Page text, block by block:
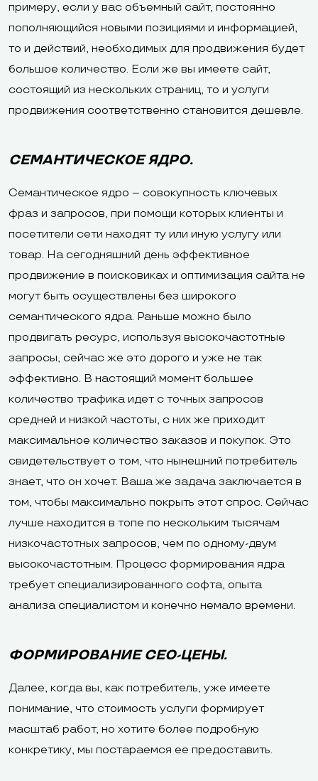
примеру, если у вас объемный сайт, постоянно
пополняющийся новыми позициями и информацией,
то и действий, необходимых для продвижения будет
большое количество. Если же вы имеете сайт,
состоящий из нескольких страниц, то и услуги
продвижения соответственно становится дешевле.
СЕМАНТИЧЕСКОЕ ЯДРО.
Семантическое ядро – совокупность ключевых
фраз и запросов, при помощи которых клиенты и
посетители сети находят ту или иную услугу или
товар. На сегодняшний день эффективное
продвижение в поисковиках и оптимизация сайта не
могут быть осуществлены без широкого
семантического ядра. Раньше можно было
продвигать ресурс, используя высокочастотные
запросы, сейчас же это дорого и уже не так
эффективно. В настоящий момент большее
количество трафика идет с точных запросов
средней и низкой частоты, с них же приходит
максимальное количество заказов и покупок. Это
свидетельствует о том, что нынешний потребитель
знает, что он хочет. Ваша же задача заключается в
том, чтобы максимально покрыть этот спрос. Сейчас
лучше находится в топе по нескольким тысячам
низкочастотных запросов, чем по одному-двум
высокочастотным. Процесс формирования ядра
требует специализированного софта, опыта
анализа специалистом и конечно немало времени.
ФОРМИРОВАНИЕ СЕО-ЦЕНЫ.
Далее, когда вы, как потребитель, уже имеете
понимание, что стоимость услуги формирует
масштаб работ, но хотите более подробную
конкретику, мы постараемся ее предоставить.